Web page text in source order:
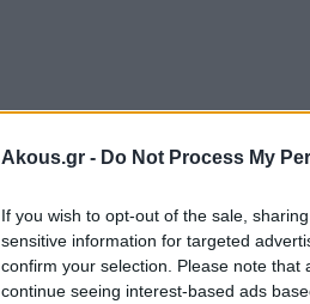
Akous.gr - Do Not Process My
If you wish to opt-out of the sale,
sensitive information for targeted
confirm your selection. Please note
continue seeing interest-based ads